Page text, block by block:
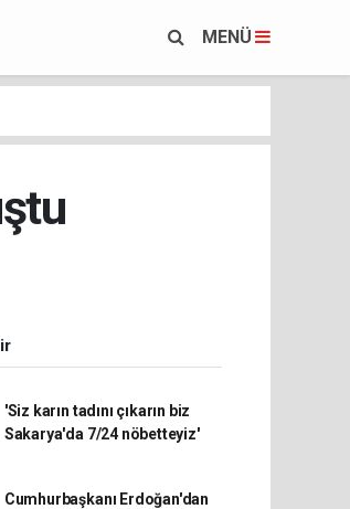
MENÜ
'Siz karın tadını çıkarın biz
Sakarya'da 7/24 nöbetteyiz'
Cumhurbaşkanı Erdoğan'dan